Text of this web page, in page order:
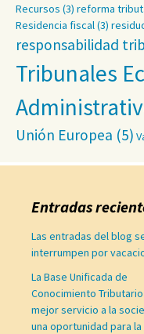
Recursos (3) reforma
Residencia fiscal(3)
responsabilidad
Tribunales
Unión Europea (5)
Entradas
Las entradas del blog
interrumpen por
La Base Unificada de
Conocimiento Tributario
mejor servicio a la
una oportunidad para la